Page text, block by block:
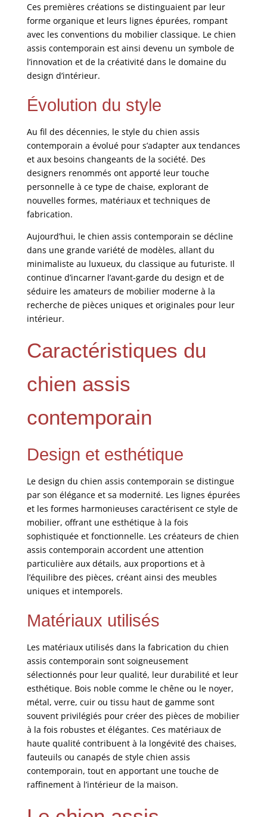
Ces premières créations se distinguaient par leur
forme organique et leurs lignes épurées, rompant
avec les conventions du mobilier classique. Le chien
assis contemporain est ainsi devenu un symbole de
l’innovation et de la créativité dans le domaine du
design d’intérieur.
Évolution du style
Au fil des décennies, le style du chien assis
contemporain a évolué pour s’adapter aux tendances
et aux besoins changeants de la société. Des
designers renommés ont apporté leur touche
personnelle à ce type de chaise, explorant de
nouvelles formes, matériaux et techniques de
fabrication.
Aujourd’hui, le chien assis contemporain se décline
dans une grande variété de modèles, allant du
minimaliste au luxueux, du classique au futuriste. Il
continue d’incarner l’avant-garde du design et de
séduire les amateurs de mobilier moderne à la
recherche de pièces uniques et originales pour leur
intérieur.
Caractéristiques du
chien assis
contemporain
Design et esthétique
Le design du chien assis contemporain se distingue
par son élégance et sa modernité. Les lignes épurées
et les formes harmonieuses caractérisent ce style de
mobilier, offrant une esthétique à la fois
sophistiquée et fonctionnelle. Les créateurs de chien
assis contemporain accordent une attention
particulière aux détails, aux proportions et à
l’équilibre des pièces, créant ainsi des meubles
uniques et intemporels.
Matériaux utilisés
Les matériaux utilisés dans la fabrication du chien
assis contemporain sont soigneusement
sélectionnés pour leur qualité, leur durabilité et leur
esthétique. Bois noble comme le chêne ou le noyer,
métal, verre, cuir ou tissu haut de gamme sont
souvent privilégiés pour créer des pièces de mobilier
à la fois robustes et élégantes. Ces matériaux de
haute qualité contribuent à la longévité des chaises,
fauteuils ou canapés de style chien assis
contemporain, tout en apportant une touche de
raffinement à l’intérieur de la maison.